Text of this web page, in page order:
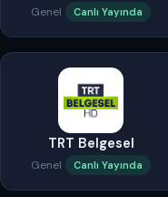
Genel Canlı Yayında
TRT Belgesel
Genel Canlı Yayında